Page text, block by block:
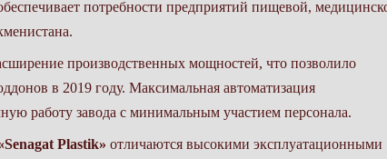
потребности предприятий пищевой,
производственных мощностей, что позволило
в 2019 году. Максимальная автоматизация
работу завода с минимальным участием персонала.
Plastik» отличаются высокими эксплуатационными